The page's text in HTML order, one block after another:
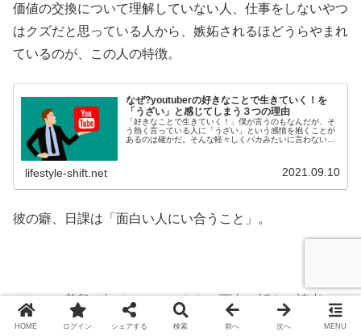
価値の交換について理解していない人、仕事をしないやつ
はクズだと思っている人から、嫉妬されるほどうらやまれ
ているのが、この人の特徴。
なぜ?youtuberの好きなことで生きていく！を
「うざい」と感じてしまう３つの理由
「好きなことで生きていく！」僕が言うのもなんだが、そ
う熱く言っている人に「うざい」という感情を抱くことが
あるのは確かだ。そんな軽々しくバカみたいに言わないで
lifestyle-shift.net 2021.09.10
彼の癖、日課は「面白い人にい合うこと」。
そして、普段は知ることのできない面白い話を、読者にシ
ェアしてお金を稼いでいる。
HOME ログイン シェアする 検索 前へ 次へ MENU